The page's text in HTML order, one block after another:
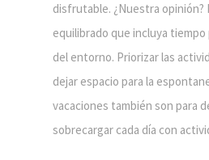
disfrutable. ¿Nuestra opinión?
equilibrado que incluya
del entorno. Priorizar las
dejar espacio para la
vacaciones también son para
sobrecargar cada día con